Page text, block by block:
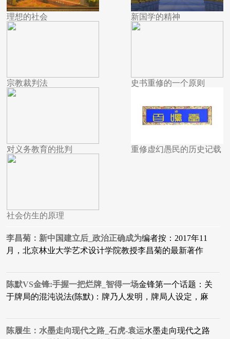
理想的社会
宗教裁判法
对义务教育的批判
社会仿生的原理
新国学的精神
史书重修的一个原则
重修虚幻愚民的历史记载
李昌菊：新中国建立后_政治正确成为编者按：2017年11
月，北京林业大学艺术设计学院教授李昌菊的最新著作
陈默VS金锋:手握一把烂牌_智得一场金锋第一个话题：关
于牌局的混沌说法(陈默)：牌乃人发明，牌局人设定，麻
陈履生：水墨走向现代之路_石虎-袁运水墨走向现代之路